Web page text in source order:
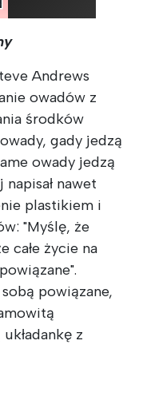
Andrews
owadów z
środków
gady jedzą
owady jedzą
nawet
plastikiem i
"Myślę, że
całe życie na
powiązane,
z